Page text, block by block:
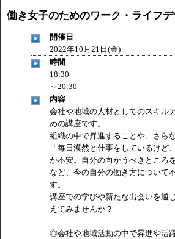
働き女子のためのワーク・ライフデ
開催日
2022年10月21日(金)
時間
18:30
～20:30
内容
会社や地域の人材としてのスキル
めの講座です。
組織の中で昇進することや、さら
「毎日漠然と仕事をしているけ
か不安。自分の向かうべきところ
など、今の自分の働き方について
す。
講座での学びや新たな出会いを通
えてみませんか？
◎会社や地域活動の中で昇進や活